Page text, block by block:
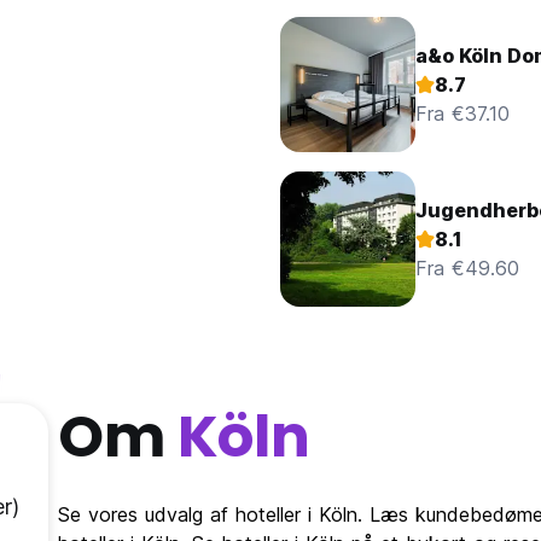
a&o Köln
8.7
Fra €37.10
8.1
Fra €49.60
Om Köln
Se vores udvalg af hoteller i Köln. Læs